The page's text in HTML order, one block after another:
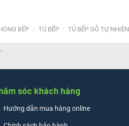
BẾP / TỦ BẾP / TỦ BẾP GỖ TỰ NHIÊN
sóc khách hàng
Hướng dẫn mua hàng online